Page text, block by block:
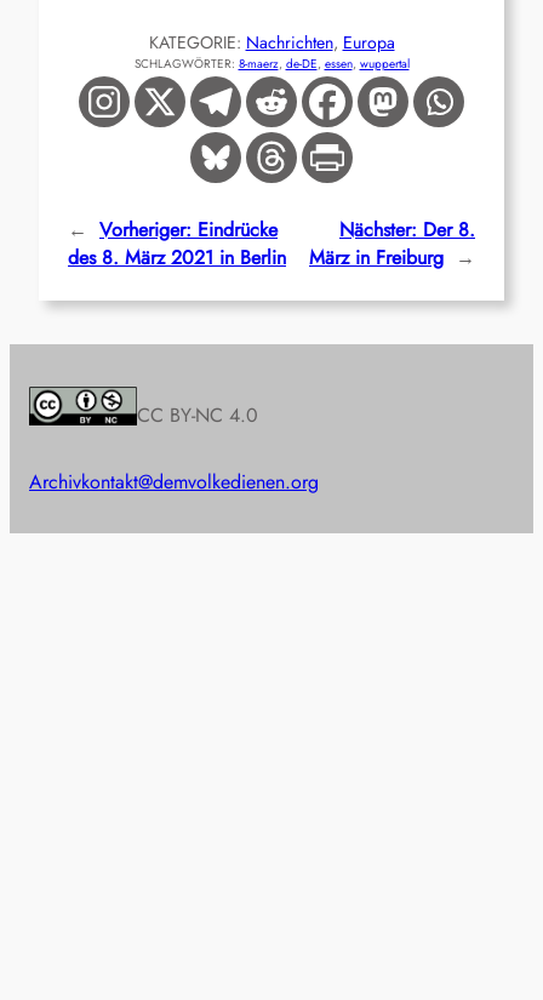
KATEGORIE: Nachrichten, Europa
SCHLAGWÖRTER: 8-maerz, de-DE, essen, wuppertal
← Vorheriger: Eindrücke
des 8. März 2021 in Berlin
Nächster: Der 8.
März in Freiburg →
CC BY-NC 4.0
Archivkontakt@demvolkedienen.org